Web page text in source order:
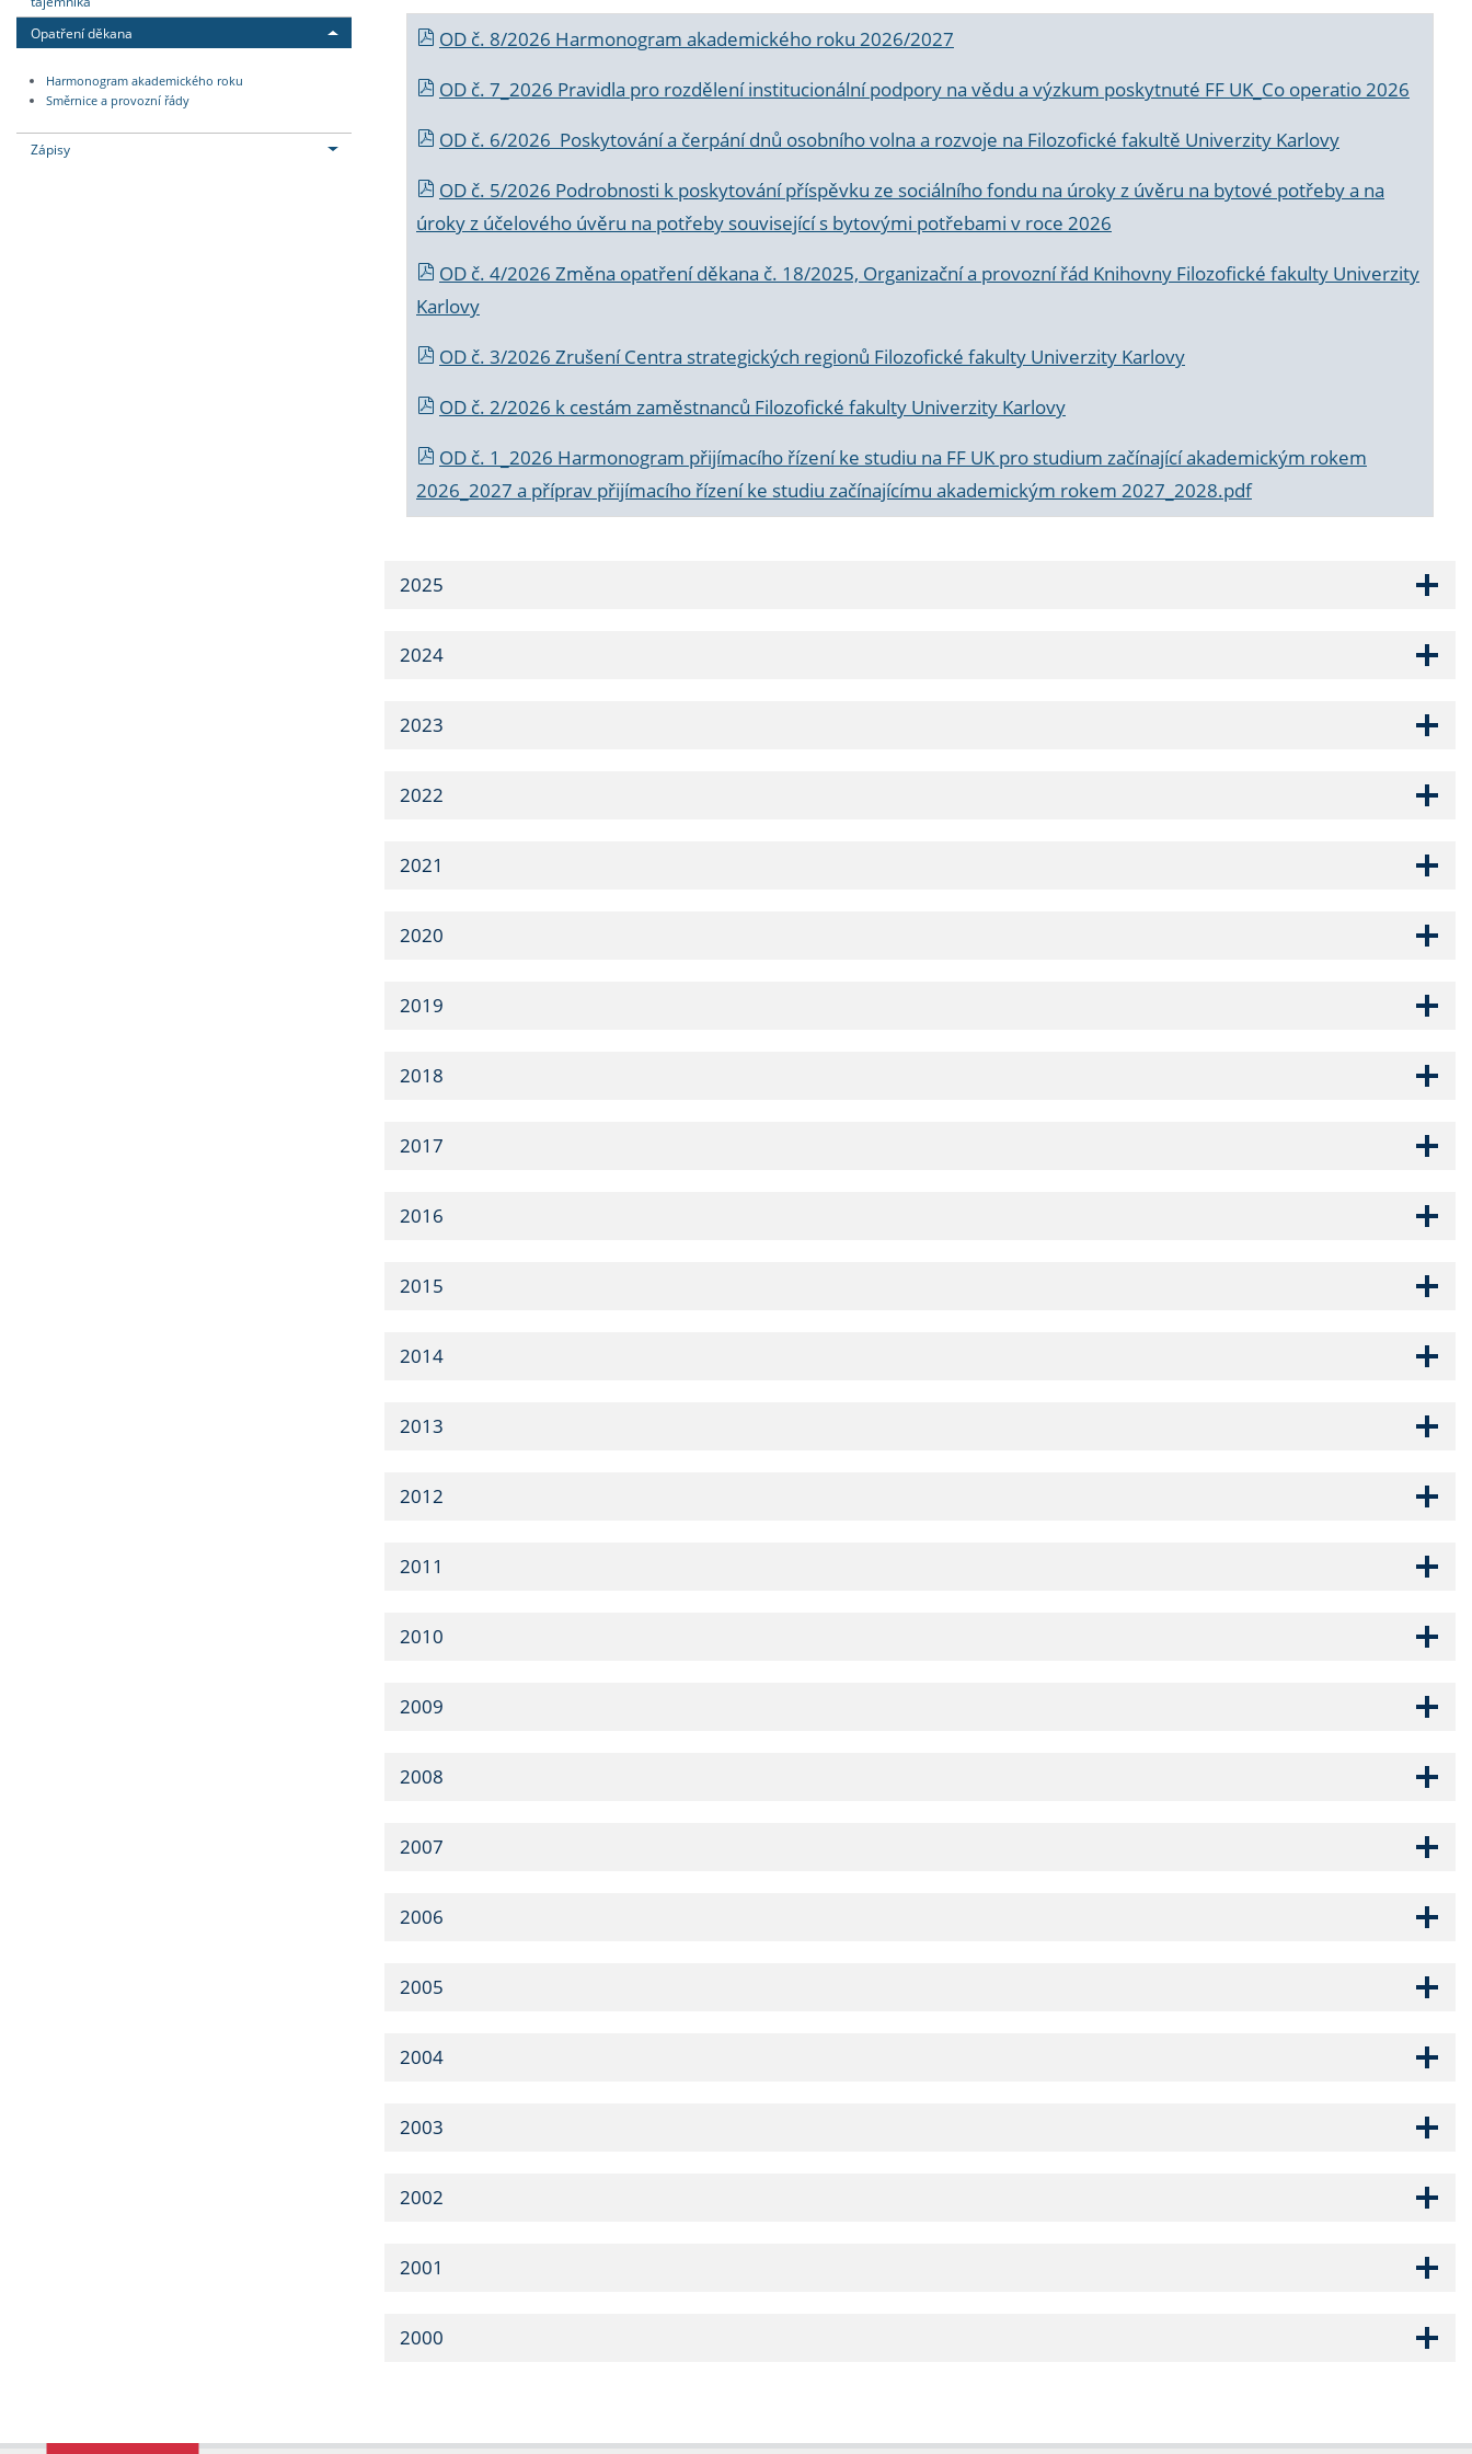
Opatření děkana
Harmonogram akademického roku
Směrnice a provozní řády
Zápisy
OD č. 8/2026 Harmonogram akademického roku 2026/2027
OD č. 7_2026 Pravidla pro rozdělení institucionální podpory na vědu a výzkum poskytnuté FF UK_Co operatio 2026
OD č. 6/2026 Poskytování a čerpání dnů osobního volna a rozvoje na Filozofické fakultě Univerzity Karlovy
OD č. 5/2026 Podrobnosti k poskytování příspěvku ze sociálního fondu na úroky z úvěru na bytové potřeby a na
úroky z účelového úvěru na potřeby související s bytovými potřebami v roce 2026
OD č. 4/2026 Změna opatření děkana č. 18/2025, Organizační a provozní řád Knihovny Filozofické fakulty Univerzity
Karlovy
OD č. 3/2026 Zrušení Centra strategických regionů Filozofické fakulty Univerzity Karlovy
OD č. 2/2026 k cestám zaměstnanců Filozofické fakulty Univerzity Karlovy
OD č. 1_2026 Harmonogram přijímacího řízení ke studiu na FF UK pro studium začínající akademickým rokem
2026_2027 a příprav přijímacího řízení ke studiu začínajícímu akademickým rokem 2027_2028.pdf
2025
2024
2023
2022
2021
2020
2019
2018
2017
2016
2015
2014
2013
2012
2011
2010
2009
2008
2007
2006
2005
2004
2003
2002
2001
2000